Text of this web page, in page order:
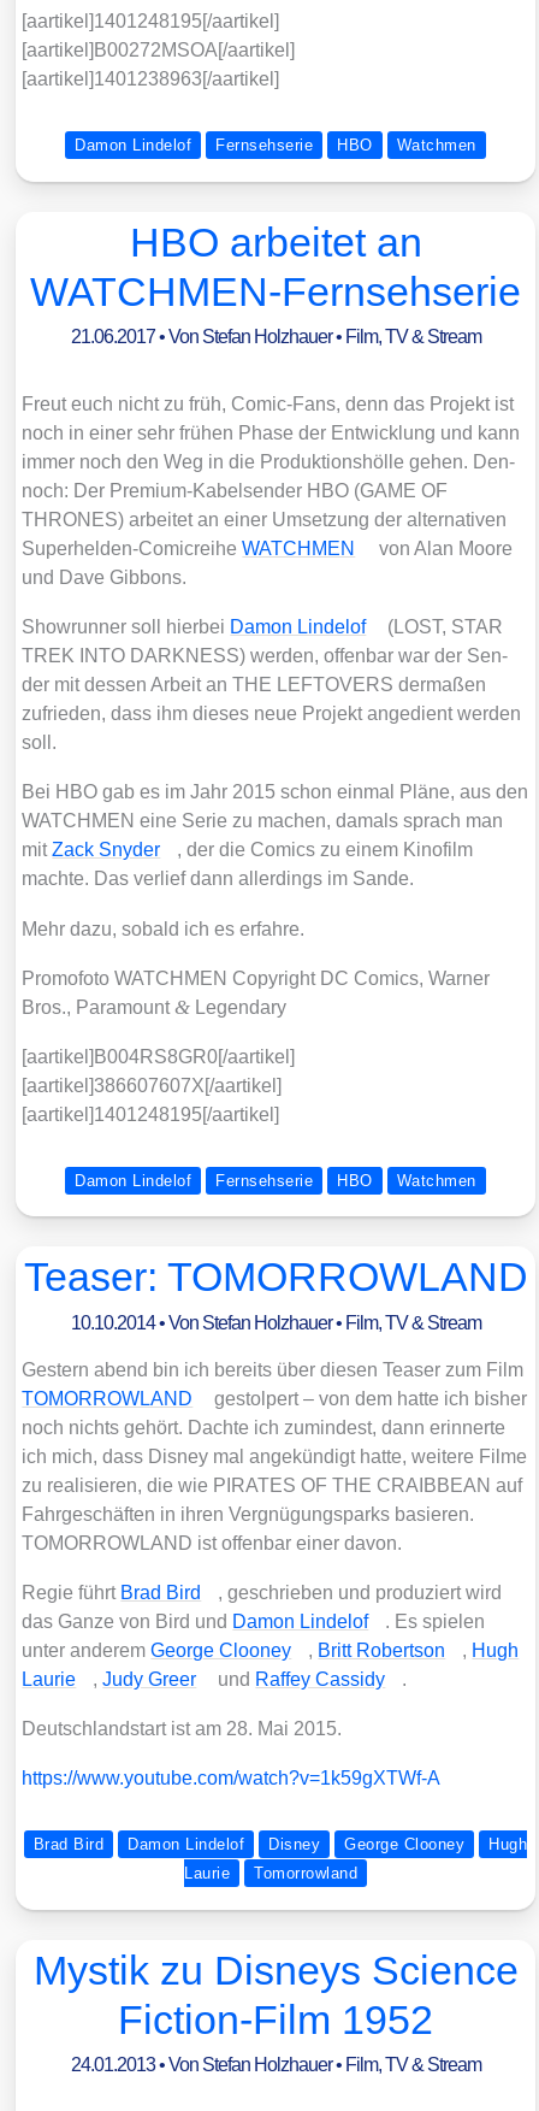
[aartikel]1401248195[/aartikel]
[aartikel]B00272MSOA[/aartikel]
[aartikel]1401238963[/aartikel]
Damon Lindelof Fernsehserie HBO Watchmen
HBO arbeitet an
WATCHMEN-Fernsehserie
21.06.2017• Von Stefan Holzhauer• Film, TV & Stream
Freut euch nicht zu früh, Comic-Fans, denn das Pro­jekt ist
noch in einer sehr frü­hen Pha­se der Ent­wick­lung und kann
immer noch den Weg in die Pro­duk­ti­ons­höl­le gehen. Den­
noch: Der Pre­mi­um-Kabel­sen­der HBO (GAME OF
THRONES) arbei­tet an einer Umset­zung der alter­na­ti­ven
Super­hel­den-Comic­rei­heWATCHMEN
von Alan Moo­re
und Dave Gib­bons.
Show­run­ner soll hier­bei Damon Linde­l­of
(LOST, STAR
TREK INTO DARKNESS) wer­den, offen­bar war der Sen­
der mit des­sen Arbeit an THE LEFTOVERS der­ma­ßen
zufrie­den, dass ihm die­ses neue Pro­jekt ange­dient wer­den
soll.
Bei HBO gab es im Jahr 2015 schon ein­mal Plä­ne, aus den
WATCHMEN eine Serie zu machen, damals sprach man
mitZack Sny­der
, der die Comics zu einem Kino­film
mach­te. Das ver­lief dann aller­dings im San­de.
Mehr dazu, sobald ich es erfah­re.
Pro­mo­fo­to WATCHMEN Copy­right DC Comics, War­ner
Bros., Para­mount& Legen­da­ry
[aartikel]B004RS8GR0[/aartikel]
[aartikel]386607607X[/aartikel]
[aartikel]1401248195[/aartikel]
Damon Lindelof Fernsehserie HBO Watchmen
Teaser: TOMORROWLAND
10.10.2014• Von Stefan Holzhauer• Film, TV & Stream
Ges­tern abend bin ich bereits über die­sen Teaser zum Film
TOMORROWLAND
gestol­pert – von dem hat­te ich bis­her
noch nichts gehört. Dach­te ich zumin­dest, dann erin­ner­te
ich mich, dass Dis­ney mal ange­kün­digt hat­te, wei­te­re Fil­me
zu rea­li­sie­ren, die wie PIRATES OF THE CRAIBBEAN auf
Fahr­ge­schäf­ten in ihren Ver­gnü­gungs­parks basie­ren.
TOMORROWLAND ist offen­bar einer davon.
Regie führt Brad Bird
, geschrie­ben und pro­du­ziert wird
das Gan­ze von Bird und Damon Linde­l­of
. Es spie­len
unter ande­remGeor­ge Cloo­ney , Britt Robert­son , Hugh
Lau­rie
,Judy Gre­er und Raf­fey Cass­idy .
Deutsch­land­start ist am 28. Mai 2015.
https://www.youtube.com/watch?v=1k59gXTWf‑A
Brad Bird Damon Lindelof Disney George Clooney
Hugh
Laurie
Tomorrowland
Mystik zu Disneys Science
Fiction-Film 1952
24.01.2013• Von Stefan Holzhauer• Film, TV & Stream